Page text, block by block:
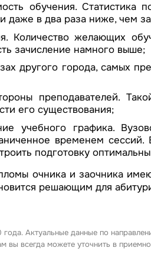
обучения. Статистика
даже в два раза ниже, чем
Количество желающих
зачисление намного выше;
другого города, самых
преподавателей.
его существования;
учебного графика.
временем сессий.
подготовку
очника и заочника
решающим для
Актуальные данные по
вы всегда можете уточнить в